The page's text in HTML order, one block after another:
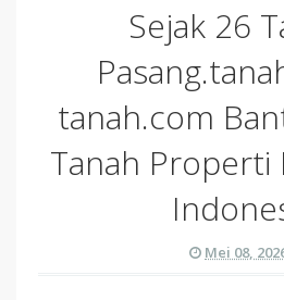
Sejak 26
tanah.com
Tanah Properti
Mei 08,